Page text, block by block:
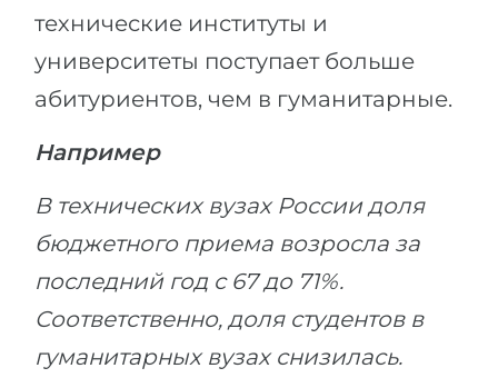
технические институты и
университеты поступает больше
абитуриентов, чем в гуманитарные.
Например
В технических вузах России доля
бюджетного приема возросла за
последний год с 67 до 71%.
Соответственно, доля студентов в
гуманитарных вузах снизилась.